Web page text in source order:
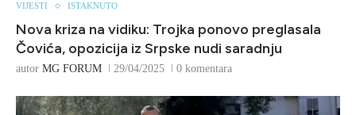
VIJESTI ISTAKNUTO
Nova kriza na vidiku: Trojka ponovo preglasala
Čovića, opozicija iz Srpske nudi saradnju
autor MG FORUM 29/04/2025 0 komentara